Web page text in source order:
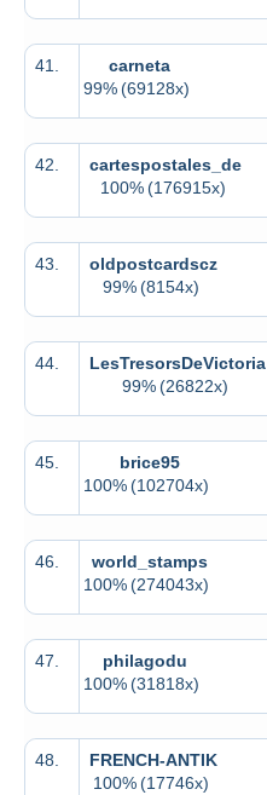
41.
carneta
99%(69128x)
42.
cartespostales_de
100% (176915x)
43.
oldpostcardscz
99% (8154x)
44.
LesTresorsDeVictoria
99% (26822x)
45.
brice95
100%(102704x)
46.
world_stamps
100%(274043x)
47.
philagodu
100%(31818x)
48.
FRENCH-ANTIK
100% (17746x)